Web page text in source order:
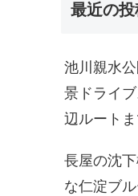
最近の投
池川親水
景ドライ
辺ルートま
長屋の沈
な仁淀ブ